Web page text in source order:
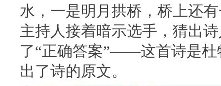
水，一是明月拱桥，桥上还
主持人接着暗示选手，猜出
了“正确答案”——这首诗是杜
出了诗的原文。